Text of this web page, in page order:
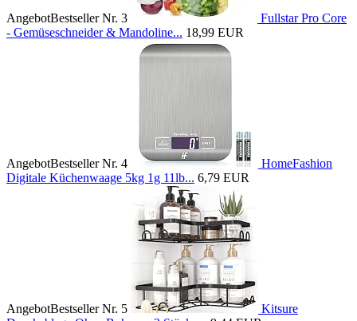
AngebotBestseller Nr. 3
Fullstar Pro Core
- Gemüseschneider & Mandoline... 18,99 EUR
AngebotBestseller Nr. 4
HomeFashion
Digitale Küchenwaage 5kg 1g 11lb... 6,79 EUR
AngebotBestseller Nr. 5
Kitsure